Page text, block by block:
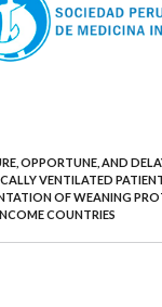
OPPORTUNE, AND
VENTILATED
OF WEANING
COUNTRIES